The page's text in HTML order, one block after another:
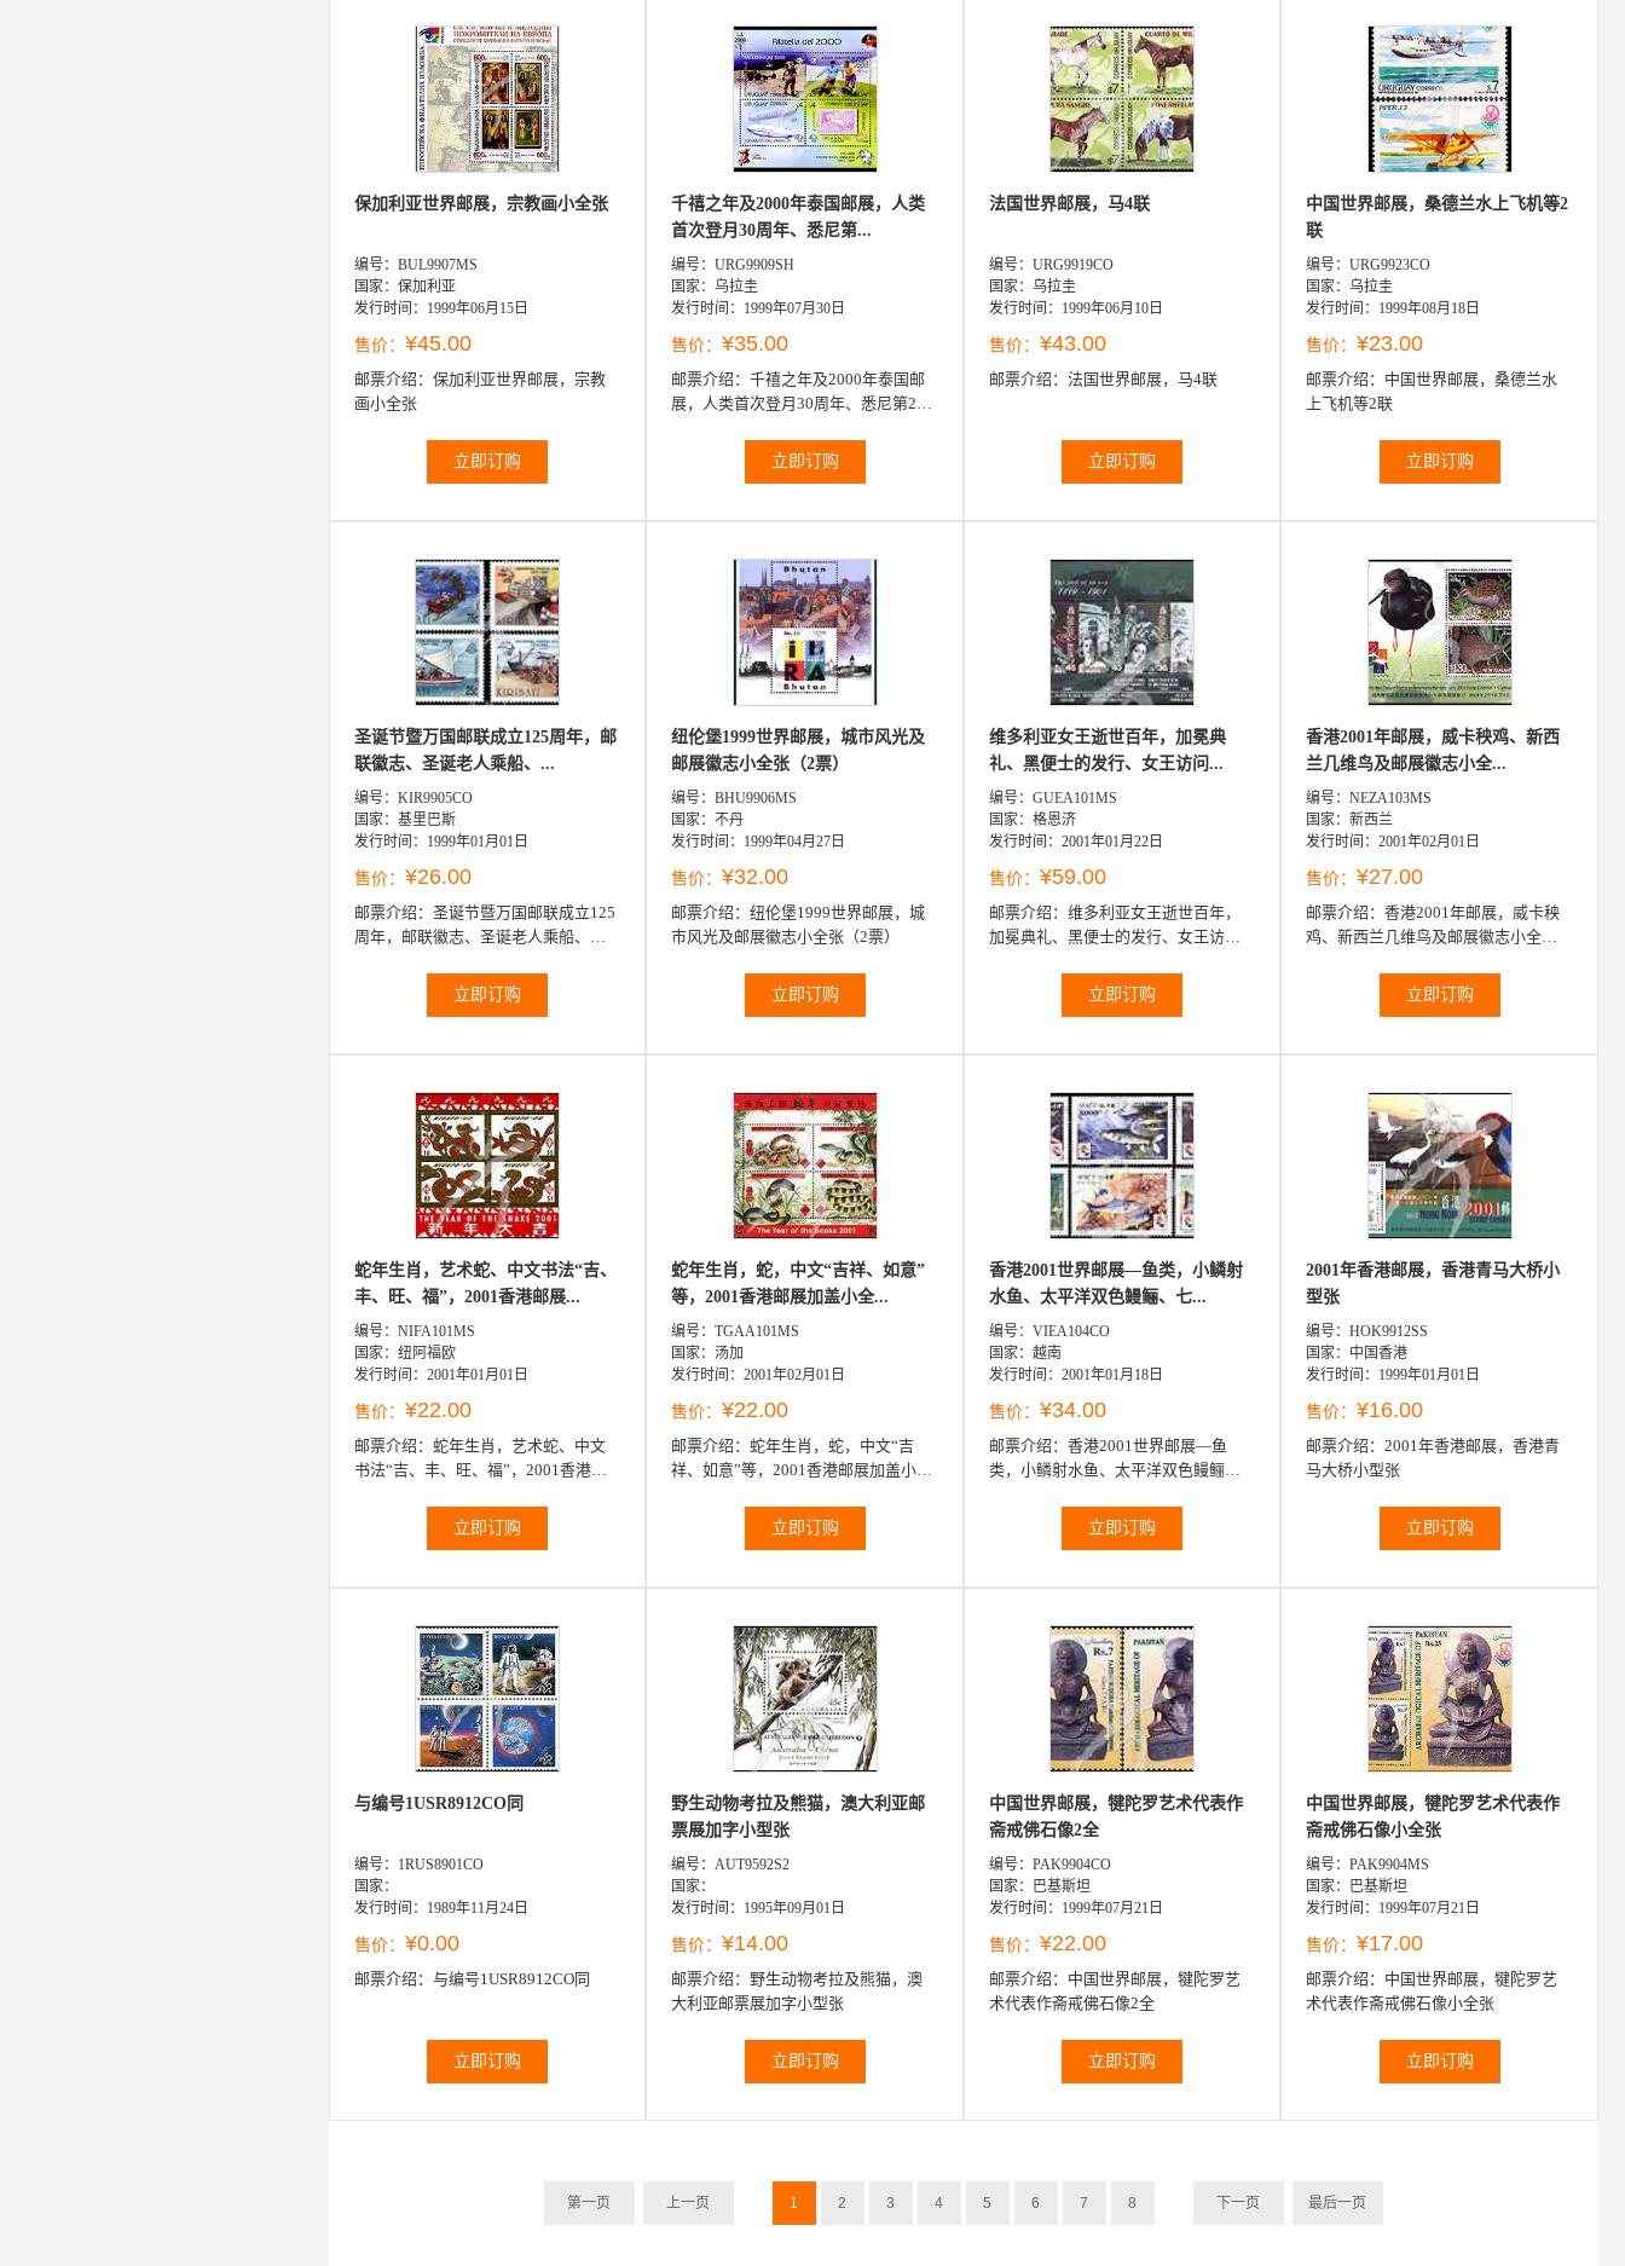
保加利亚世界邮展，宗教画小全张
编号：BUL9907MS
国家：保加利亚
发行时间：1999年06月15日
售价： ¥45.00
邮票介绍： 保加利亚世界邮展，宗教
画小全张
立即订购
千禧之年及2000年泰国邮展，人类
首次登月30周年、悉尼第...
编号：URG9909SH
国家：乌拉圭
发行时间：1999年07月30日
售价：¥35.00
邮票介绍：千禧之年及2000年泰国邮
展，人类首次登月30周年、悉尼第27
立即订购
法国世界邮展，马4联
编号：URG9919CO
国家：乌拉圭
发行时间：1999年06月10日
售价： ¥43.00
邮票介绍： 法国世界邮展，马4联
立即订购
中国世界邮展，桑德兰水上飞机等2
联
编号：URG9923CO
国家：乌拉圭
发行时间：1999年08月18日
售价：¥23.00
邮票介绍： 中国世界邮展，桑德兰水
上飞机等2联
立即订购
圣诞节暨万国邮联成立125周年，邮
联徽志、圣诞老人乘船、...
编号：KIR9905CO
国家：基里巴斯
发行时间：1999年01月01日
售价： ¥26.00
邮票介绍： 圣诞节暨万国邮联成立125
周年，邮联徽志、圣诞老人乘船、坐
立即订购
纽伦堡1999世界邮展，城市风光及
邮展徽志小全张（2票）
编号：BHU9906MS
国家：不丹
发行时间：1999年04月27日
售价：¥32.00
邮票介绍：纽伦堡1999世界邮展，城
市风光及邮展徽志小全张（2票）
立即订购
维多利亚女王逝世百年，加冕典
礼、黑便士的发行、女王访问...
编号：GUEA101MS
国家：格恩济
发行时间：2001年01月22日
售价： ¥59.00
邮票介绍： 维多利亚女王逝世百年，
加冕典礼、黑便士的发行、女王访问
大寿、维多利亚塔等香...
立即订购
香港2001年邮展，威卡秧鸡、新西
兰几维鸟及邮展徽志小全...
编号：NEZA103MS
国家：新西兰
发行时间：2001年02月01日
售价：¥27.00
邮票介绍：香港2001年邮展，威卡秧
鸡、新西兰几维鸟及邮展徽志小全张
立即订购
蛇年生肖，艺术蛇、中文书法“吉、
丰、旺、福”，2001香港邮展...
编号：NIFA101MS
国家：纽阿福欧
发行时间：2001年01月01日
售价： ¥22.00
邮票介绍： 蛇年生肖，艺术蛇、中文
书法“吉、丰、旺、福”，2001香港邮
立即订购
蛇年生肖，蛇，中文“吉祥、如意”
等，2001香港邮展加盖小全...
编号：TGAA101MS
国家：汤加
发行时间：2001年02月01日
售价：¥22.00
邮票介绍： 蛇年生肖，蛇，中文“吉
祥、如意”等，2001香港邮展加盖小全
立即订购
香港2001世界邮展—鱼类，小鳞射
水鱼、太平洋双色鳗鲡、七...
编号：VIEA104CO
国家：越南
发行时间：2001年01月18日
售价： ¥34.00
邮票介绍： 香港2001世界邮展—鱼
类，小鳞射水鱼、太平洋双色鳗鲡、
立即订购
2001年香港邮展，香港青马大桥小
型张
编号：HOK9912SS
国家：中国香港
发行时间：1999年01月01日
售价：¥16.00
邮票介绍：2001年香港邮展，香港青
马大桥小型张
立即订购
与编号1USR8912CO同
编号：1RUS8901CO
国家：
发行时间：1989年11月24日
售价： ¥0.00
邮票介绍： 与编号1USR8912CO同
立即订购
野生动物考拉及熊猫，澳大利亚邮
票展加字小型张
编号：AUT9592S2
国家：
发行时间：1995年09月01日
售价：¥14.00
邮票介绍： 野生动物考拉及熊猫，澳
大利亚邮票展加字小型张
立即订购
中国世界邮展，犍陀罗艺术代表作
斋戒佛石像2全
编号：PAK9904CO
国家：巴基斯坦
发行时间：1999年07月21日
售价： ¥22.00
邮票介绍： 中国世界邮展，犍陀罗艺
术代表作斋戒佛石像2全
立即订购
中国世界邮展，犍陀罗艺术代表作
斋戒佛石像小全张
编号：PAK9904MS
国家：巴基斯坦
发行时间：1999年07月21日
售价：¥17.00
邮票介绍： 中国世界邮展，犍陀罗艺
术代表作斋戒佛石像小全张
立即订购
第一页 上一页 1 2 3 4 5 6 7 8 下一页 最后一页